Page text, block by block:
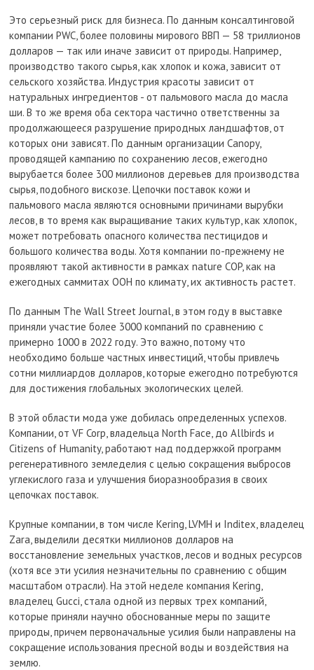
Это серьезный риск для бизнеса. По данным консалтинговой
компании PWC, более половины мирового ВВП — 58 триллионов
долларов — так или иначе зависит от природы. Например,
производство такого сырья, как хлопок и кожа, зависит от
сельского хозяйства. Индустрия красоты зависит от
натуральных ингредиентов - от пальмового масла до масла
ши. В то же время оба сектора частично ответственны за
продолжающееся разрушение природных ландшафтов, от
которых они зависят. По данным организации Canopy,
проводящей кампанию по сохранению лесов, ежегодно
вырубается более 300 миллионов деревьев для производства
сырья, подобного вискозе. Цепочки поставок кожи и
пальмового масла являются основными причинами вырубки
лесов, в то время как выращивание таких культур, как хлопок,
может потребовать опасного количества пестицидов и
большого количества воды. Хотя компании по-прежнему не
проявляют такой активности в рамках nature COP, как на
ежегодных саммитах ООН по климату, их активность растет.
По данным The Wall Street Journal, в этом году в выставке
приняли участие более 3000 компаний по сравнению с
примерно 1000 в 2022 году. Это важно, потому что
необходимо больше частных инвестиций, чтобы привлечь
сотни миллиардов долларов, которые ежегодно потребуются
для достижения глобальных экологических целей.
В этой области мода уже добилась определенных успехов.
Компании, от VF Corp, владельца North Face, до Allbirds и
Citizens of Humanity, работают над поддержкой программ
регенеративного земледелия с целью сокращения выбросов
углекислого газа и улучшения биоразнообразия в своих
цепочках поставок.
Крупные компании, в том числе Kering, LVMH и Inditex, владелец
Zara, выделили десятки миллионов долларов на
восстановление земельных участков, лесов и водных ресурсов
(хотя все эти усилия незначительны по сравнению с общим
масштабом отрасли). На этой неделе компания Kering,
владелец Gucci, стала одной из первых трех компаний,
которые приняли научно обоснованные меры по защите
природы, причем первоначальные усилия были направлены на
сокращение использования пресной воды и воздействия на
землю.